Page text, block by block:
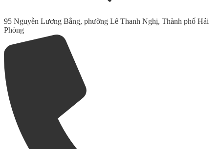
95 Nguyễn Lương Bằng, phường Lê Thanh Nghị, Thành phố Hải
Phòng